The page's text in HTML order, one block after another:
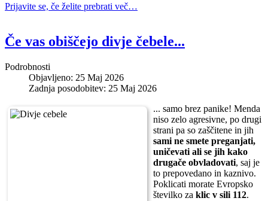
Prijavite se, če želite prebrati več…
Če vas obiščejo divje čebele...
Podrobnosti
Objavljeno: 25 Maj 2026
Zadnja posodobitev: 25 Maj 2026
... samo brez panike! Menda
niso zelo agresivne, po drugi
strani pa so zaščitene in jih
sami ne smete preganjati,
uničevati ali se jih kako
drugače obvladovati, saj je
to prepovedano in kaznivo.
Poklicati morate Evropsko
številko za klic v sili 112.